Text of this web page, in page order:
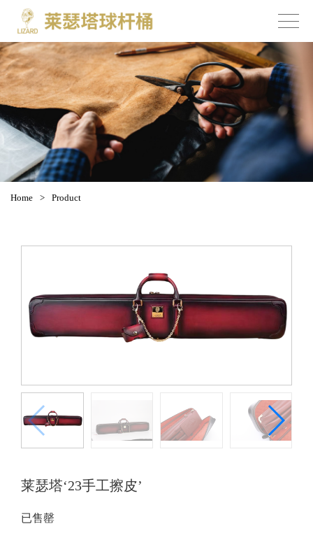
Home > Product
莱瑟塔‘23手工擦皮’
已售罄